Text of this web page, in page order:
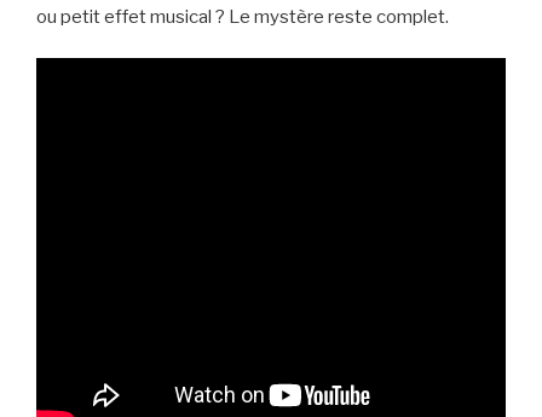
ou petit effet musical ? Le mystère reste complet.